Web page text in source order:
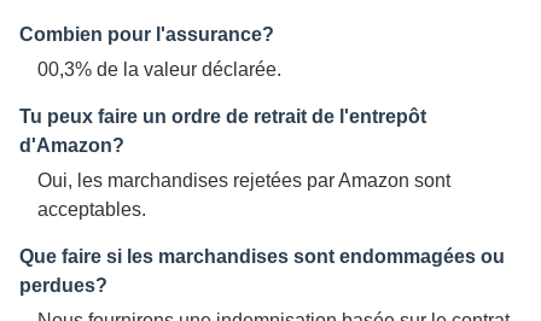
Combien pour l'assurance?
00,3% de la valeur déclarée.
Tu peux faire un ordre de retrait de l'entrepôt
d'Amazon?
Oui, les marchandises rejetées par Amazon sont
acceptables.
Que faire si les marchandises sont endommagées ou
perdues?